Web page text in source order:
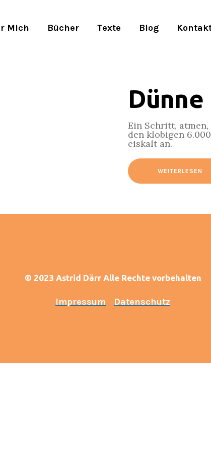
Mich Bücher Texte Blog
Ein Schritt,
den klobigen
eiskalt an.
WEITERLESEN
© 2023 Astrid Därr Alle Rechte vorbehalten
Impressum Datenschutz